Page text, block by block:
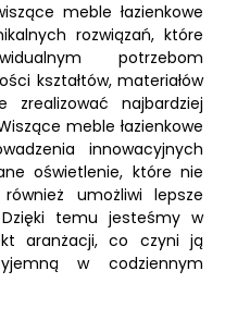
meble łazienkowe
rozwiązań, które
potrzebom
kształtów, materiałów
najbardziej
meble łazienkowe
innowacyjnych
oświetlenie, które nie
umożliwi lepsze
Dzięki temu jesteśmy w
aranżacji, co czyni ją
w codziennym